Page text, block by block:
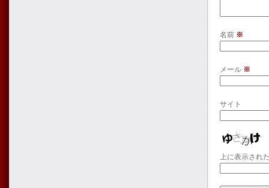
名前 ※
メール ※
サイト
上に表示され